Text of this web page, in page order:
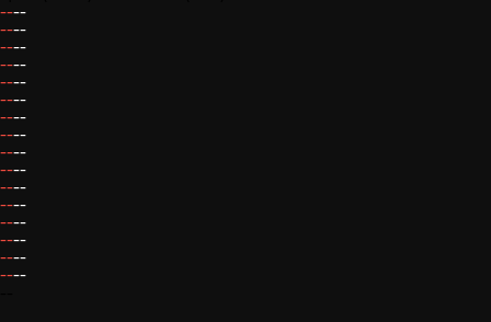
----
----
----
----
----
----
----
----
----
----
----
----
----
----
----
----